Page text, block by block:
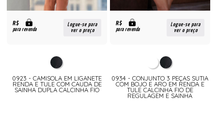
R$
para revenda
Logue-se para
ver o preço
0923 - CAMISOLA EM LIGANETE
RENDA E TULE COM CAUDA DE
SAINHA DUPLA CALCINHA FIO
R$
para revenda
Logue-se para
ver o preço
0934 - CONJUNTO 3 PEÇAS SUTIA
COM BOJO E ARO EM RENDA E
TULE CALCINHA FIO DE
REGULAGEM E SAINHA